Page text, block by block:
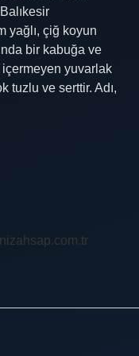
yağlı, çiğ koyun
bir kabuğa ve
içermeyen yuvarlak
tuzlu ve serttir. Adı,